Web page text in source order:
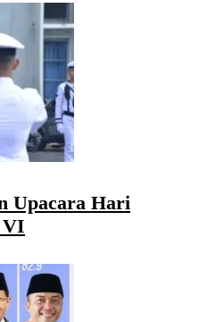
Upacara Hari
VI